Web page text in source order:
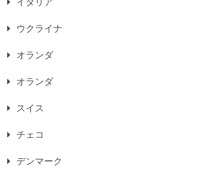
イタリア
ウクライナ
オランダ
オランダ
スイス
チェコ
デンマーク